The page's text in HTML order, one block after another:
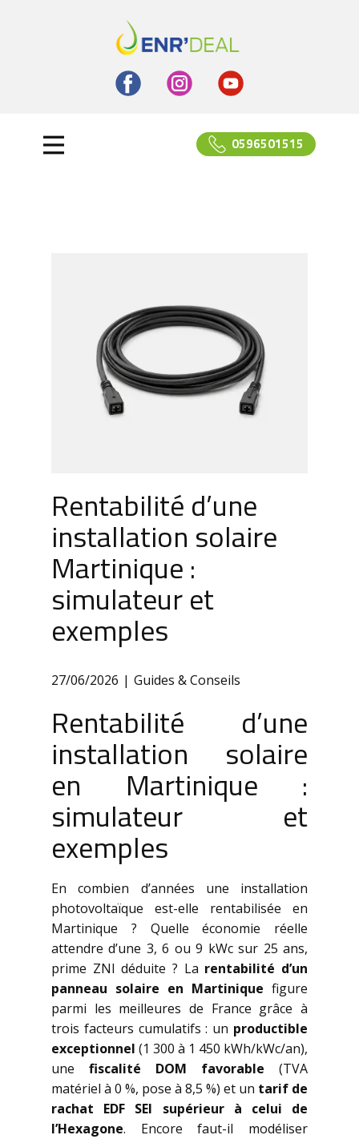
0596501515
Rentabilité d’une
installation solaire
Martinique :
simulateur et
exemples
27/06/2026 Guides & Conseils
Rentabilité d’une
installation solaire
en Martinique :
simulateur et
exemples
En combien d’années une installation
photovoltaïque est-elle rentabilisée en
Martinique ? Quelle économie réelle
attendre d’une 3, 6 ou 9 kWc sur 25 ans,
prime ZNI déduite ? La rentabilité d’un
panneau solaire en Martinique figure
parmi les meilleures de France grâce à
trois facteurs cumulatifs : un productible
exceptionnel (1 300 à 1 450 kWh/kWc/an),
une fiscalité DOM favorable (TVA
matériel à 0 %, pose à 8,5 %) et un tarif de
rachat EDF SEI supérieur à celui de
l’Hexagone. Encore faut-il modéliser